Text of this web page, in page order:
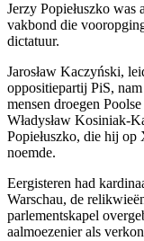
Jerzy Popiełuszko was
vakbond die
dictatuur.
Jarosław Kaczyński,
oppositiepartij PiS,
mensen droegen
Władysław Kosiniak-
Popiełuszko, die hij
noemde.
Eergisteren had
Warschau, de
parlementskapel
aalmoezenier als